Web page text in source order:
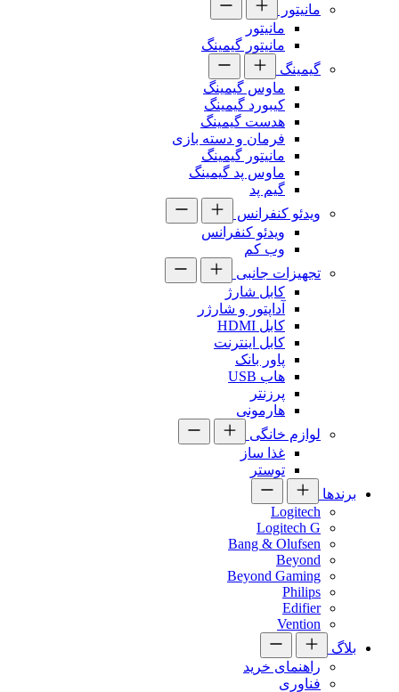
مانیتور
مانیتور
مانیتور گیمینگ
گیمینگ
ماوس گیمینگ
کیبورد گیمینگ
هدست گیمینگ
فرمان و دسته بازی
مانیتور گیمینگ
ماوس پد گیمینگ
گیم پد
ویدئو کنفرانس
ویدئو کنفرانس
وب کم
تجهیزات جانبی
کابل شارژ
آداپتور و شارژر
کابل HDMI
کابل اینترنت
پاور بانک
هاب USB
پرزنتر
هارمونی
لوازم خانگی
غذا ساز
توستر
برندها
Logitech
Logitech G
Bang & Olufsen
Beyond
Beyond Gaming
Philips
Edifier
Vention
بلاگ
راهنمای خرید
فناوری